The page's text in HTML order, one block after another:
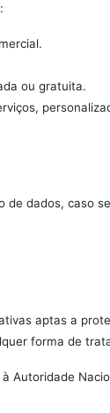
ou gratuita.
dados, caso
aptas a
forma de